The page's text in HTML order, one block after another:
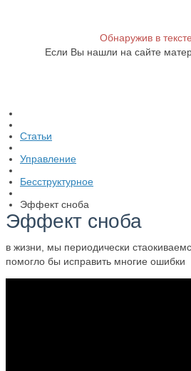
Обнаружив в
Если Вы нашли на сайте
Статьи
Управление
Бесструктурное
Эффект сноба
Эффект сноба
в жизни, мы периодически
помогло бы исправить многие ошибки